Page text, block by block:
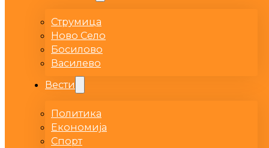
Струмица
Ново Село
Босилово
Василево
Вести
Политика
Економија
Спорт